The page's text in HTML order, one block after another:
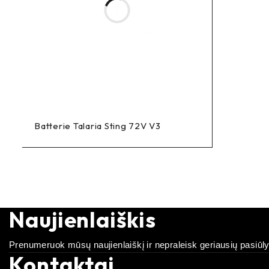
Batterie Talaria Sting 72V V3
Naujienlaiškis
Prenumeruok mūsų naujienlaiškį ir nepraleisk geriausių